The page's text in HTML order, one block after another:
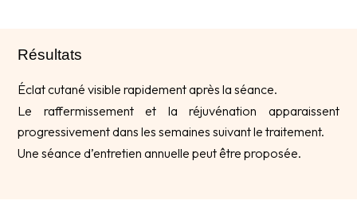
Résultats
Éclat cutané visible rapidement après la séance.
Le raffermissement et la réjuvénation apparaissent
progressivement dans les semaines suivant le traitement.
Une séance d’entretien annuelle peut être proposée.